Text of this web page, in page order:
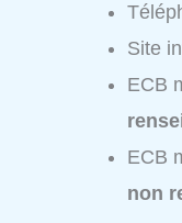
Site
ECB
ECB
non